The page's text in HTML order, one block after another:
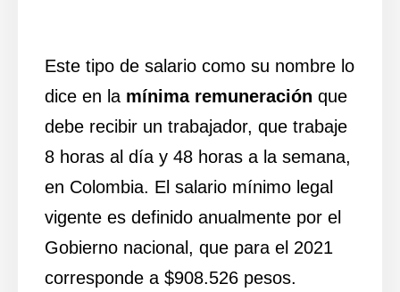
Este tipo de salario como su nombre lo
dice en la mínima remuneración que
debe recibir un trabajador, que trabaje
8 horas al día y 48 horas a la semana,
en Colombia. El salario mínimo legal
vigente es definido anualmente por el
Gobierno nacional, que para el 2021
corresponde a $908.526 pesos.